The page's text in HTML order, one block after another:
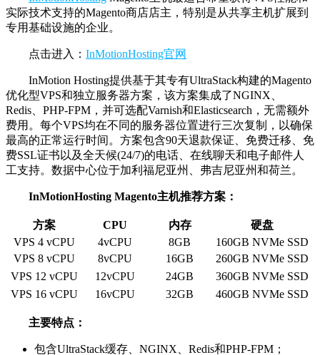
实际技术支持的Magento商店店主，特别是从共享主机扩展到
专用基础设施的企业。
点击进入： InMotionHosting官网
InMotion Hosting提供基于其专有UltraStack构建的Magento
优化型VPS和独立服务器方案，该方案集成了NGINX、
Redis、PHP-FPM，并可选配Varnish和Elasticsearch，无需额外
费用。每个VPS均在不同的服务器位置进行三次复制，以确保
最高的正常运行时间。方案包含90天退款保证、免费迁移、免
费SSL证书以及全天候(24/7)的电话、在线聊天和电子邮件人
工支持。数据中心位于加利福尼亚州、弗吉尼亚州和荷兰。
InMotionHosting Magento主机推荐方案：
方案 CPU 内存
硬盘
VPS 4 vCPU
4vCPU 8GB
160GB NVMe SSD
VPS 8 vCPU
8vCPU 16GB
260GB NVMe SSD
VPS 12 vCPU
12vCPU 24GB
360GB NVMe SSD
VPS 16 vCPU
16vCPU 32GB 460GB NVMe SSD
主要特点：
包含UltraStack缓存、NGINX、Redis和PHP-FPM；